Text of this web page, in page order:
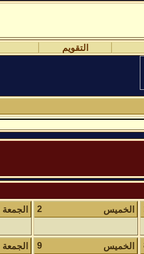
التقويم
2 الخميس الجمعة
9 الخميس الجمعة